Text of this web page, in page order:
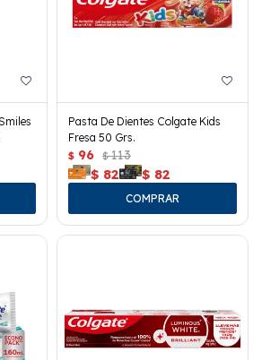
Pasta De Dientes Colgate Kids
Fresa 50 Grs.
$ 96 $ 113
$ 82 $ 82